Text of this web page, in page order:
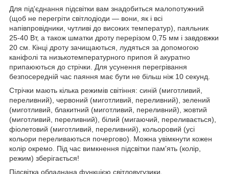
Для під'єднання підсвітки вам знадобиться малопотужний
(щоб не перегріти світлодіоди — вони, як і всі
напівпровідники, чутливі до високих температур), паяльник
25-40 Вт, а також шматки дроту перерізом 0,75 мм і завдовжки
20 см. Кінці дроту зачищаються, лудяться за допомогою
каніфолі та низькотемпературного припоя й акуратно
припаюються до стрічки. Для усунення перегрівання
безпосередній час паяння має бути не більш ніж 10 секунд.
Стрічки мають кілька режимів світіння: синій (миготливий,
переливний), червоний (миготливий, переливний), зелений
(миготливий, блакитний (миготливий, переливний), жовтий
(миготливий, переливний), білий (мигаючий, переливається),
фіолетовий (миготливий, переливний), кольоровий (усі
кольори переливаються почергово). Можна увімкнути кожен
колір окремо. Під час вимкнення підсвітки пам'ять (колір,
режим) зберігається!
Підсвітка обладнана функцією світловугузики.